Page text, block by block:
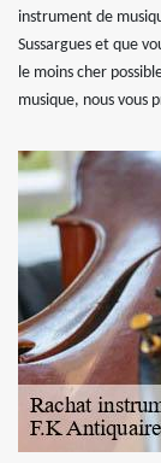
instrument de
Sussargues et que
le moins cher
musique, nous vous